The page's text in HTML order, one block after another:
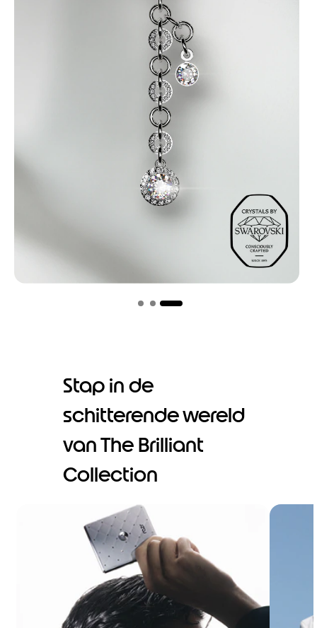
Stap in de
schitterende wereld
van The Brilliant
Collection